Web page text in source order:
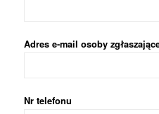
Adres e-mail osoby
Nr telefonu